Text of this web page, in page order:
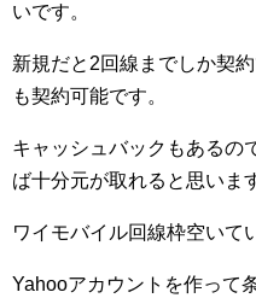
いです。
新規だと2回線までしか契
も契約可能です。
キャッシュバックもあるの
ば十分元が取れると思いま
ワイモバイル回線枠空いて
Yahooアカウントを作って